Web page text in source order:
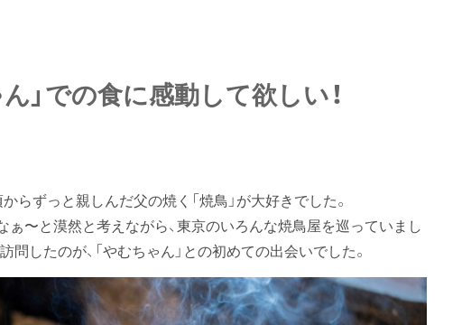
」での食に感動して欲しい！
らずっと親しんだ父の焼く「焼鳥」が大好きでした。
〜と漠然と考えながら、東京のいろんな焼鳥屋を巡っていまし
したのが、「やむちゃん」との初めての出会いでした。